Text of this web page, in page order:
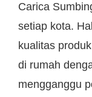
Carica
setiap kota.
kualitas
di rumah
mengganggu